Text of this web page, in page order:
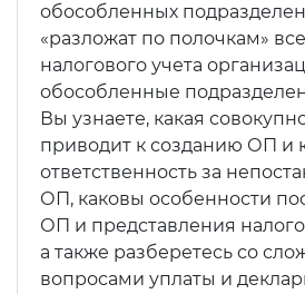
обособленных
«разложат по полочкам»
налогового учета
обособленные
Вы узнаете, какая
приводит к созданию ОП и
ответственность за
ОП, каковы особенности
ОП и представления
а также разберетесь со
вопросами уплаты и